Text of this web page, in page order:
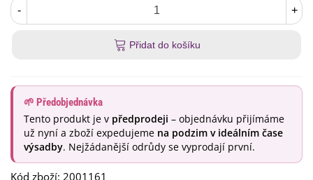
- +
Přidat do košíku
🌱 Předobjednávka
Tento produkt je v předprodeji – objednávku přijímáme
už nyní a zboží expedujeme na podzim v ideálním čase
výsadby. Nejžádanější odrůdy se vyprodají první.
Kód zboží: 2001161